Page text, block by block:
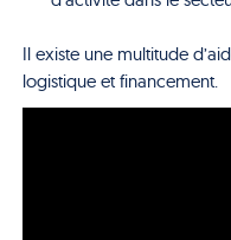
Il existe une multitude
logistique et financement.